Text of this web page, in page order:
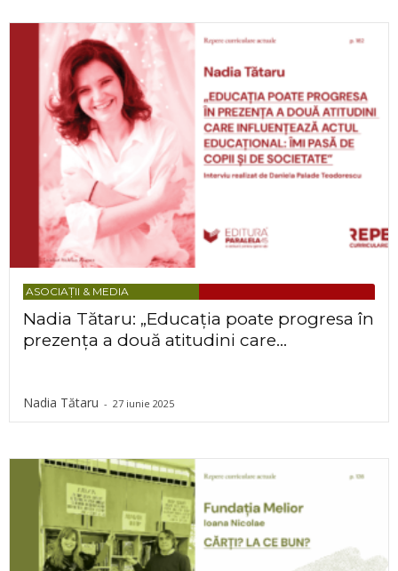
ASOCIAȚII & MEDIA
Nadia Tătaru: „Educația poate progresa în
prezența a două atitudini care...
Nadia Tătaru - 27 iunie 2025